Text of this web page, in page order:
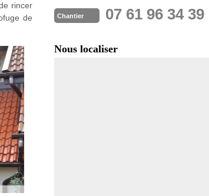
rincer
de
Chantier 07 61 96 34 39
Nous localiser